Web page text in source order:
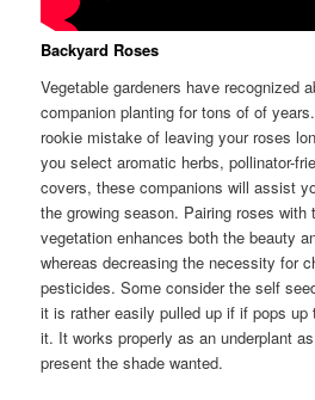
Backyard Roses
Vegetable gardeners have recognized
companion planting for tons of of
rookie mistake of leaving your roses
you select aromatic herbs, pollinator-
covers, these companions will assist
the growing season. Pairing roses with
vegetation enhances both the beauty
whereas decreasing the necessity for
pesticides. Some consider the self
it is rather easily pulled up if if pops up
it. It works properly as an underplant
present the shade wanted.